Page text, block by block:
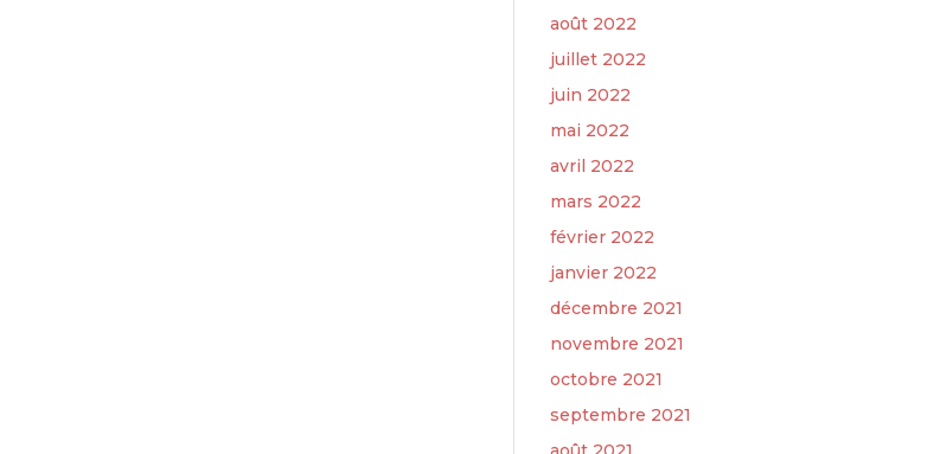
août 2022
juillet 2022
juin 2022
mai 2022
avril 2022
mars 2022
février 2022
janvier 2022
décembre 2021
novembre 2021
octobre 2021
septembre 2021